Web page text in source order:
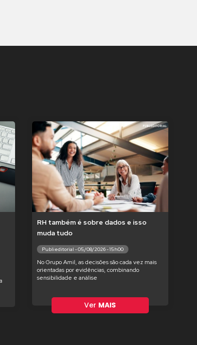
RH também é sobre dados e isso
muda tudo
Publieditorial - 05/08/2026 - 15h00
No Grupo Amil, as decisões são cada vez mais
orientadas por evidências, combinando
sensibilidade e análise
Ver MAIS